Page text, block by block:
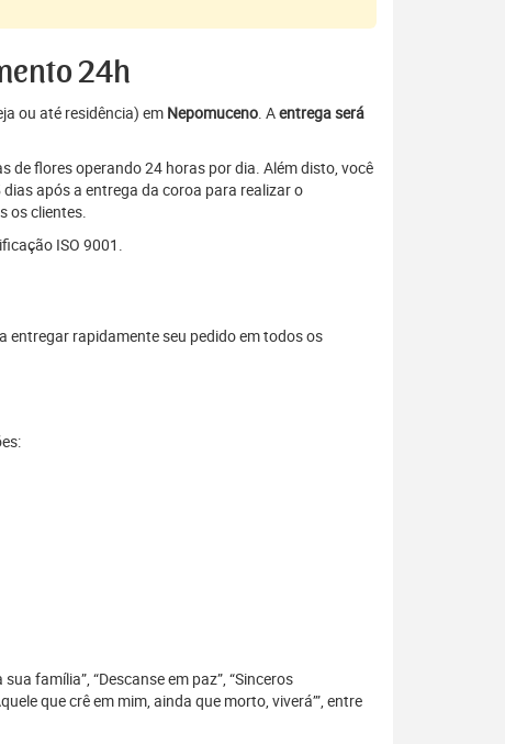
24h
ou até residência) em Nepomuceno. Aentrega será
de flores operando 24 horas por dia. Além disto, você
após a entrega da coroa para realizar o
os clientes.
ISO 9001.
entregar rapidamente seu pedido em todos os
família”, “Descanse em paz”, “Sinceros
que crê em mim, ainda que morto, viverá’”, entre